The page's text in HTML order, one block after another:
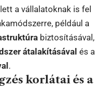
a vállalatoknak is fel
például a
biztosításával,
átalakításával és a
.
korlátai és a